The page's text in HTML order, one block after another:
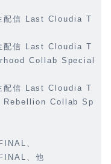
配信 Last Cloudia T
配信 Last Cloudia T
Collab Special
配信 Last Cloudia T
Collab Sp
、
、他